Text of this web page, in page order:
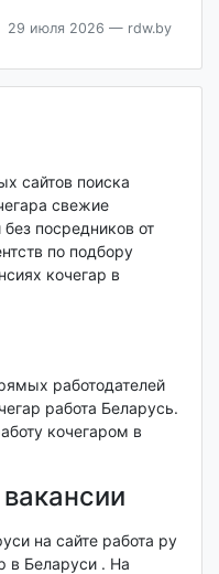
29 июля 2026 — rdw.by
сайтов поиска
свежие
посредников от
по подбору
кочегар в
работодателей
работа Беларусь.
кочегаром в
на сайте работа ру
в Беларуси . На